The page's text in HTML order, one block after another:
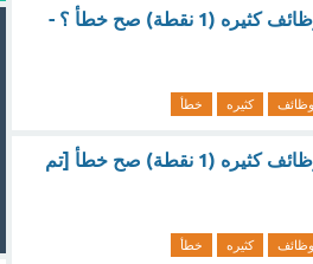
يملك الروبوت مستشعرات وحساسات متعدده تؤدي وظائف كثيره (1 نقطة) صح خطأ ؟ -
وظائف كثيره خطأ
يملك الروبوت مستشعرات وحساسات متعدده تؤدي وظائف كثيره (1 نقطة) صح خطأ [تم
وظائف كثيره خطأ